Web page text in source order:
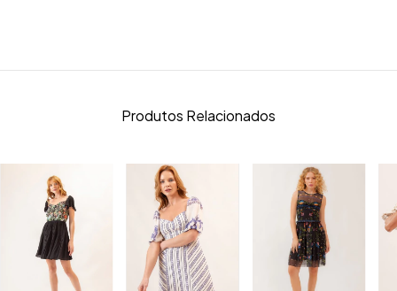
Produtos Relacionados